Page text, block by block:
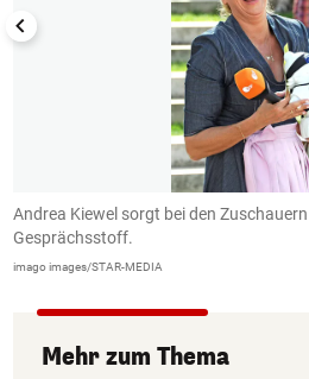
Andrea Kiewel sorgt bei den
Gesprächsstoff.
imago images/STAR-MEDIA
Mehr zum Thema